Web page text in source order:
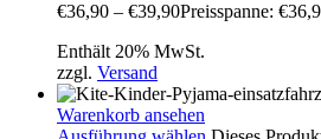
€36,90 – €39,90Preisspanne:
Enthält 20% MwSt.
zzgl. Versand
Warenkorb ansehen